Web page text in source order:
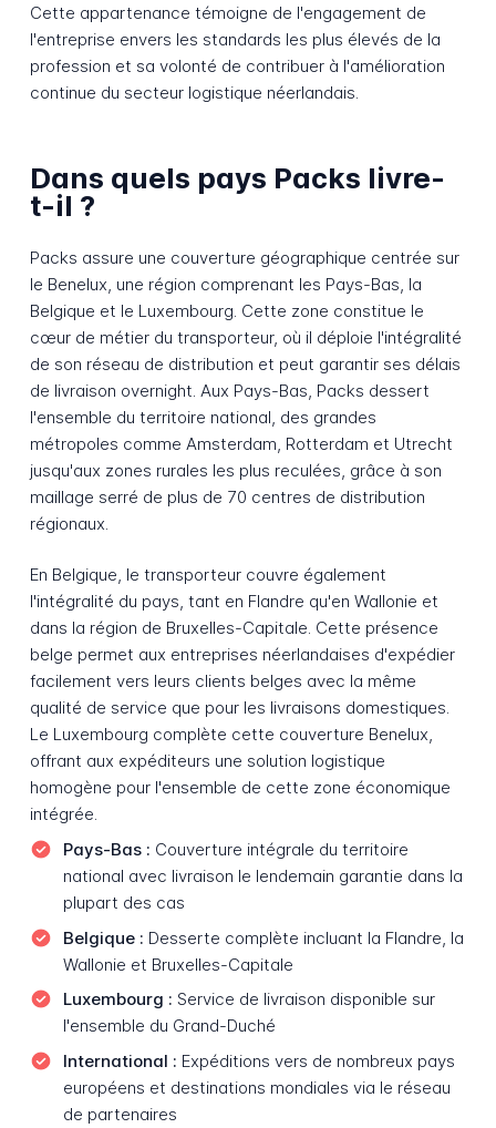
Cette appartenance témoigne de l'engagement de
l'entreprise envers les standards les plus élevés de la
profession et sa volonté de contribuer à l'amélioration
continue du secteur logistique néerlandais.
Dans quels pays Packs livre-
t-il ?
Packs assure une couverture géographique centrée sur
le Benelux, une région comprenant les Pays-Bas, la
Belgique et le Luxembourg. Cette zone constitue le
cœur de métier du transporteur, où il déploie l'intégralité
de son réseau de distribution et peut garantir ses délais
de livraison overnight. Aux Pays-Bas, Packs dessert
l'ensemble du territoire national, des grandes
métropoles comme Amsterdam, Rotterdam et Utrecht
jusqu'aux zones rurales les plus reculées, grâce à son
maillage serré de plus de 70 centres de distribution
régionaux.
En Belgique, le transporteur couvre également
l'intégralité du pays, tant en Flandre qu'en Wallonie et
dans la région de Bruxelles-Capitale. Cette présence
belge permet aux entreprises néerlandaises d'expédier
facilement vers leurs clients belges avec la même
qualité de service que pour les livraisons domestiques.
Le Luxembourg complète cette couverture Benelux,
offrant aux expéditeurs une solution logistique
homogène pour l'ensemble de cette zone économique
intégrée.
Pays-Bas : Couverture intégrale du territoire
national avec livraison le lendemain garantie dans la
plupart des cas
Belgique : Desserte complète incluant la Flandre, la
Wallonie et Bruxelles-Capitale
Luxembourg : Service de livraison disponible sur
l'ensemble du Grand-Duché
International : Expéditions vers de nombreux pays
européens et destinations mondiales via le réseau
de partenaires